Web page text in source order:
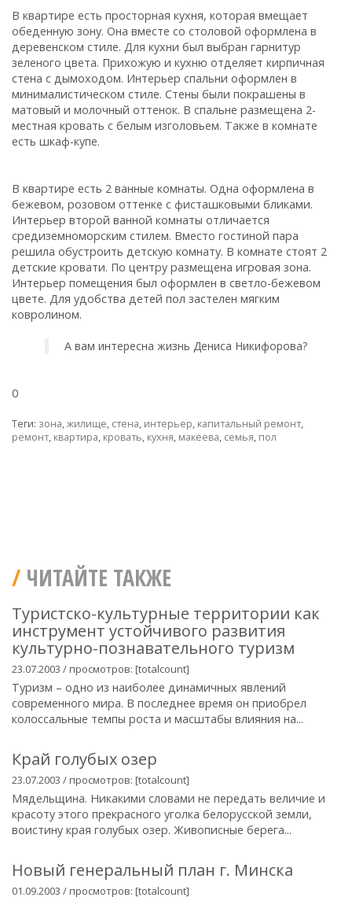
В квартире есть просторная кухня, которая вмещает
обеденную зону. Она вместе со столовой оформлена в
деревенском стиле. Для кухни был выбран гарнитур
зеленого цвета. Прихожую и кухню отделяет кирпичная
стена с дымоходом. Интерьер спальни оформлен в
минималистическом стиле. Стены были покрашены в
матовый и молочный оттенок. В спальне размещена 2-
местная кровать с белым изголовьем. Также в комнате
есть шкаф-купе.
В квартире есть 2 ванные комнаты. Одна оформлена в
бежевом, розовом оттенке с фисташковыми бликами.
Интерьер второй ванной комнаты отличается
средиземноморским стилем. Вместо гостиной пара
решила обустроить детскую комнату. В комнате стоят 2
детские кровати. По центру размещена игровая зона.
Интерьер помещения был оформлен в светло-бежевом
цвете. Для удобства детей пол застелен мягким
ковролином.
А вам интересна жизнь Дениса Никифорова?
0
Теги: зона,жилище, стена, интерьер, капитальный ремонт,
ремонт, квартира, кровать, кухня, макеева, семья, пол
ЧИТАЙТЕ ТАКЖЕ
Туристско-культурные территории как
инструмент устойчивого развития
культурно-познавательного туризм
23.07.2003 / просмотров: [totalcount]
Туризм – одно из наиболее динамичных явлений
современного мира. В последнее время он приобрел
колоссальные темпы роста и масштабы влияния на...
Край голубых озер
23.07.2003 / просмотров: [totalcount]
Мядельщина. Никакими словами не передать величие и
красоту этого прекрасного уголка белорусской земли,
воистину края голубых озер. Живописные берега...
Новый генеральный план г. Минска
01.09.2003 / просмотров: [totalcount]